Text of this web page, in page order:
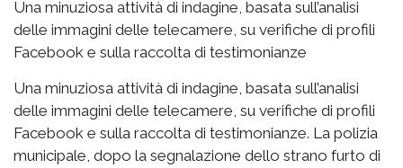
Una minuziosa attività di indagine, basata sull’analisi
delle immagini delle telecamere, su verifiche di profili
Facebook e sulla raccolta di testimonianze
Una minuziosa attività di indagine, basata sull’analisi
delle immagini delle telecamere, su verifiche di profili
Facebook e sulla raccolta di testimonianze. La polizia
municipale, dopo la segnalazione dello strano furto di